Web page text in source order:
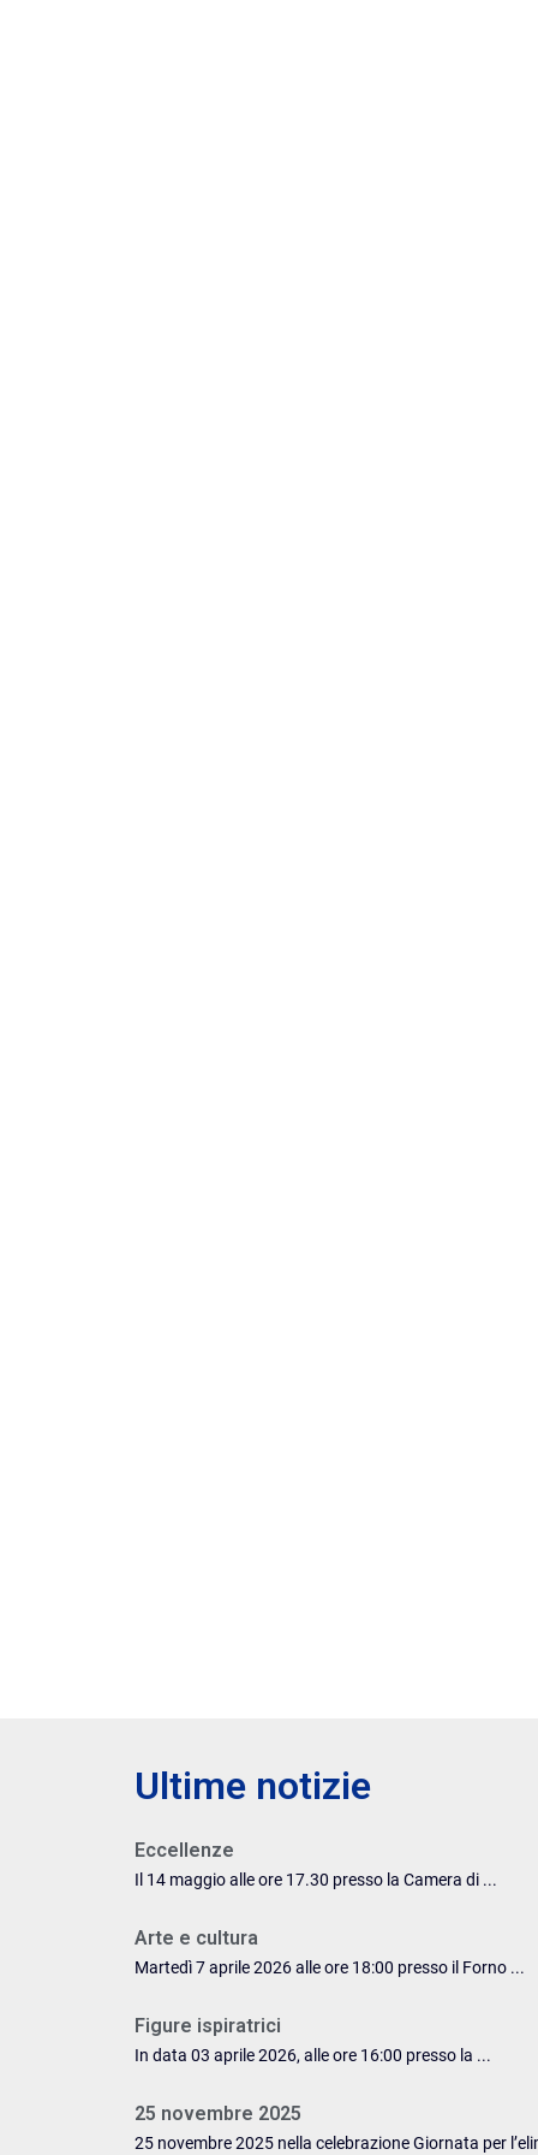
Ultime notizie
Eccellenze
Il 14 maggio alle ore 17.30 presso la Camera di ...
Arte e cultura
Martedì 7 aprile 2026 alle ore 18:00 presso il Forno ...
Figure ispiratrici
In data 03 aprile 2026, alle ore 16:00 presso la ...
25 novembre 2025
25 novembre 2025 nella celebrazione Giornata per